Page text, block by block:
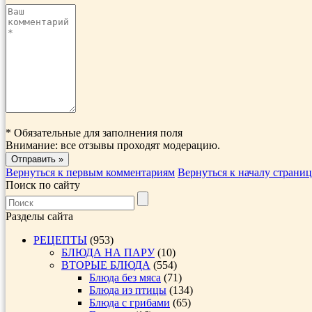
* Обязательные для заполнения поля
Внимание: все отзывы проходят модерацию.
Вернуться к первым комментариям Вернуться к началу
Поиск по сайту
Разделы сайта
РЕЦЕПТЫ (953)
БЛЮДА НА ПАРУ(10)
ВТОРЫЕ БЛЮДА (554)
Блюда без мяса (71)
Блюда из птицы (134)
Блюда с грибами (65)